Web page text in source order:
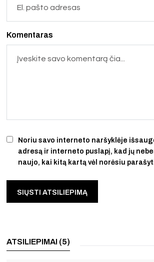
Noriu savo interneto naršyklėje
adresą ir interneto puslapį, kad jų
naujo, kai kitą kartą vėl norėsiu
Komentaras
ATSILIEPIMAI (5)